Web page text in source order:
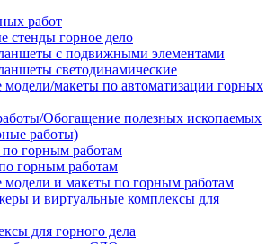
работ
стенды горное дело
с подвижными элементами
светодинамические
макеты по автоматизации горных
Обогащение полезных ископаемых
работы)
горным работам
горным работам
и макеты по горным работам
и виртуальные комплексы для
для горного дела